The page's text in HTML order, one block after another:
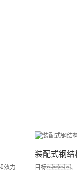
力
装配式钢结
目标、